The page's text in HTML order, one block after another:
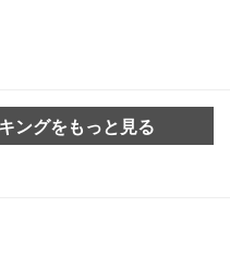
ングをもっと見る